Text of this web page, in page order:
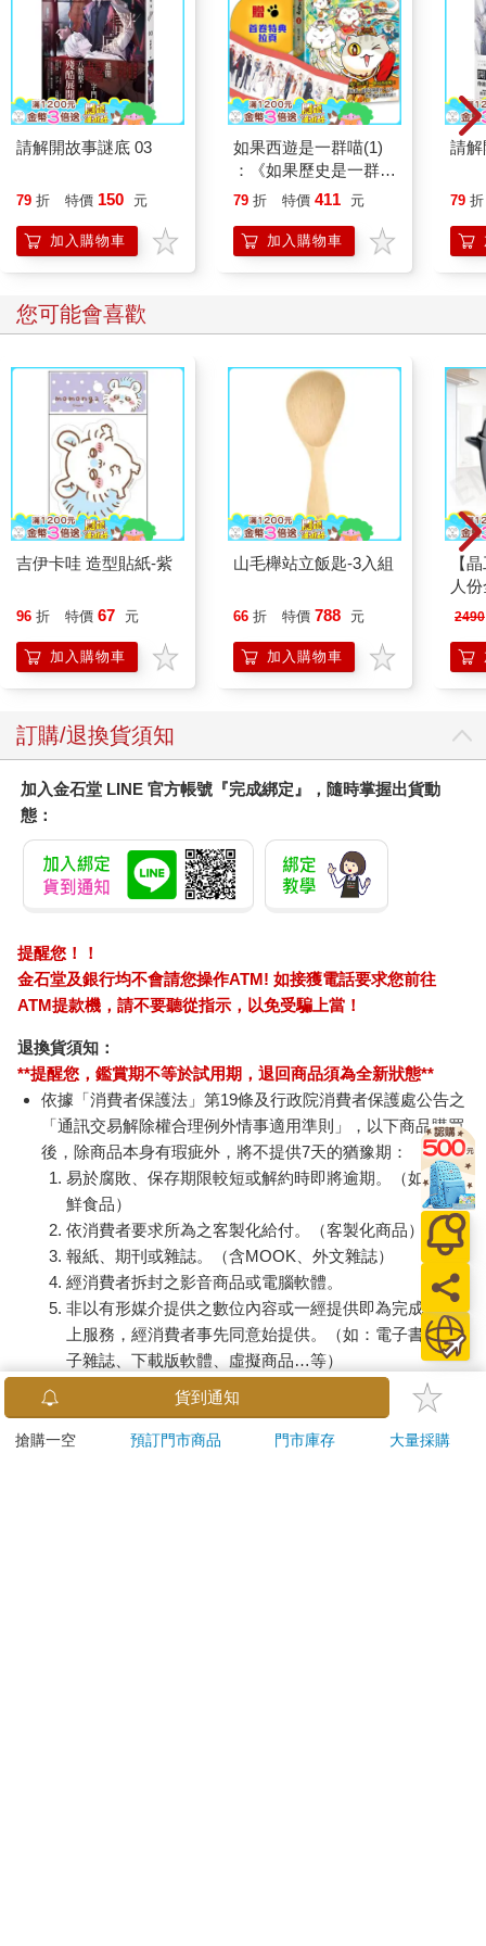
請解開故事謎底 03
79 折 特價 150 元
加入購物車
如果西遊是一群喵(1)
：《如果歷史是一群
喵》作者最新力作，附
79 折 特價 411 元
加入購物車
請解
79 折
您可能會喜歡
吉伊卡哇 造型貼紙-紫
96 折 特價 67 元
加入購物車
山毛櫸站立飯匙-3入組
66 折 特價 788 元
加入購物車
【
人
1108
2490
訂購/退換貨須知
加入金石堂 LINE 官方帳號『完成綁定』，隨時掌握出貨動
態：
提醒您！！
金石堂及銀行均不會請您操作ATM! 如接獲電話要求您前往
ATM提款機，請不要聽從指示，以免受騙上當！
退換貨須知：
**提醒您，鑑賞期不等於試用期，退回商品須為全新狀態**
依據「消費者保護法」第19條及行政院消費者保護處公告之
「通訊交易解除權合理例外情事適用準則」，以下商品購買
後，除商品本身有瑕疵外，將不提供7天的猶豫期：
易於腐敗、保存期限較短或解約時即將逾期。（如：生
鮮食品）
依消費者要求所為之客製化給付。（客製化商品）
報紙、期刊或雜誌。（含MOOK、外文雜誌）
經消費者拆封之影音商品或電腦軟體。
非以有形媒介提供之數位內容或一經提供即為完成之線
上服務，經消費者事先同意始提供。（如：電子書、電
子雜誌、下載版軟體、虛擬商品…等）
已拆封之個人衛生用品。（如：內衣褲、刮鬍刀、除毛
若非上列種類商品，均享有到貨7天的猶豫期（含例假
貨到通知
搶購一空 預訂門市商品 門市庫存 大量採購